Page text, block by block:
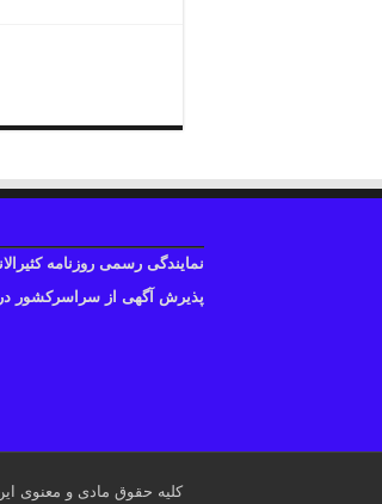
نمایندگی رسمی روزنامه
پذیرش آگهی از سراسرکشور
کلیه حقوق مادی و معنوی